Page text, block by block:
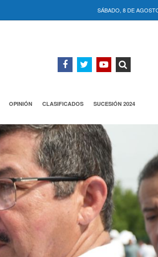
SÁBADO, 8 DE
OPINIÓN CLASIFICADOS SUCESIÓN 2024